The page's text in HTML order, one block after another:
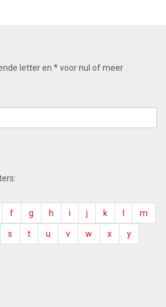
letter en * voor nul of meer
f g h i j k m
s t u v w x y